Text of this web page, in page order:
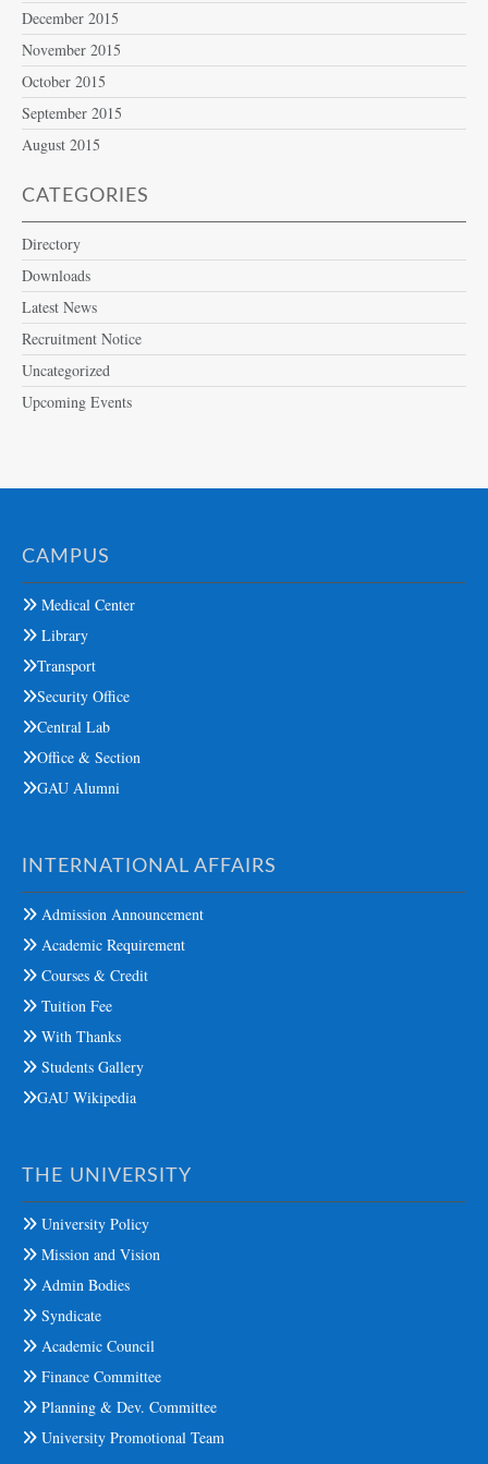
December 2015
November 2015
October 2015
September 2015
August 2015
CATEGORIES
Directory
Downloads
Latest News
Recruitment Notice
Uncategorized
Upcoming Events
CAMPUS
Medical Center
Library
Transport
Security Office
Central Lab
Office & Section
GAU Alumni
INTERNATIONAL AFFAIRS
Admission Announcement
Academic Requirement
Courses & Credit
Tuition Fee
With Thanks
Students Gallery
GAU Wikipedia
THE UNIVERSITY
University Policy
Mission and Vision
Admin Bodies
Syndicate
Academic Council
Finance Committee
Planning & Dev. Committee
University Promotional Team